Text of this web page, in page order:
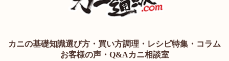
カニの基礎知識選び方・買い方調理・レシピ特集・コラム
お客様の声・Q&Aカニ相談室